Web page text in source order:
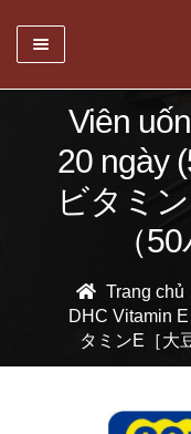
Danh mục
TRANG CHỦ
GIỚI THIỆU
SẢN PHẨM
LIÊN HỆ
Viên
20 ngày
ビタミ
（
Trang chủ
DHC Vitamin
タミンE［大